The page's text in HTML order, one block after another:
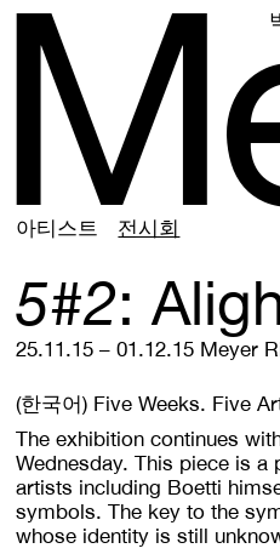
아티스트 전시회
5#2
25.11.15 – 01.12.15 Meyer
(한국어) Five Weeks. Five
The exhibition continues
Wednesday. This piece is
artists including Boetti
symbols. The key to the
whose identity is still